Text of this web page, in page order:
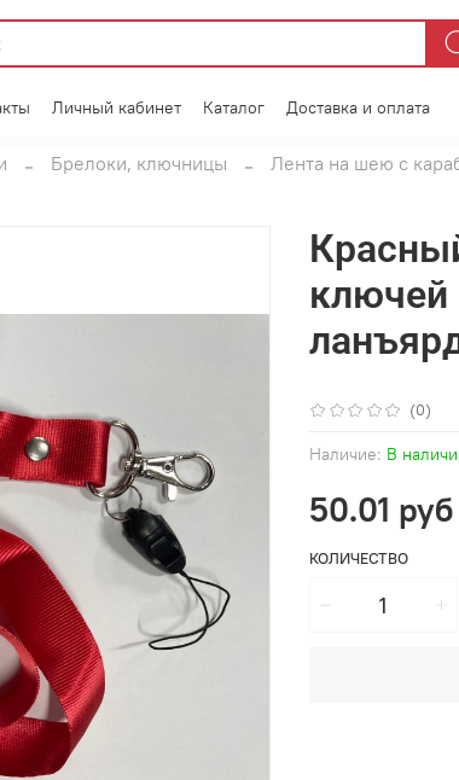
Личный кабинет Каталог Доставка и оплата
Брелоки, ключницы Лента на шею с
(0)
Наличие: В
ключей
50.01 руб
КОЛИЧЕСТВО